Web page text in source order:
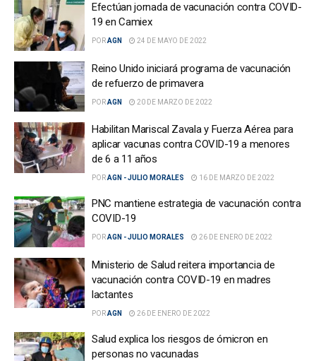
Efectúan jornada de vacunación contra COVID-
19 en Camiex
PORAGN 24 DE MAYO DE 2022
Reino Unido iniciará programa de vacunación
de refuerzo de primavera
PORAGN 20 DE MARZO DE 2022
Habilitan Mariscal Zavala y Fuerza Aérea para
aplicar vacunas contra COVID-19 a menores
de 6 a 11 años
PORAGN - JULIO MORALES 16 DE MARZO DE 2022
PNC mantiene estrategia de vacunación contra
COVID-19
PORAGN - JULIO MORALES 26 DE ENERO DE 2022
Ministerio de Salud reitera importancia de
vacunación contra COVID-19 en madres
lactantes
PORAGN 26 DE ENERO DE 2022
Salud explica los riesgos de ómicron en
personas no vacunadas